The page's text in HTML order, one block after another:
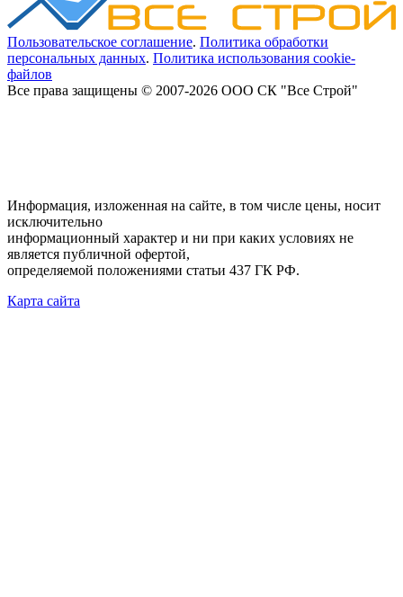
Пользовательское соглашение. Политика обработки
персональных данных. Политика использования cookie-
файлов
Все права защищены © 2007-2026 ООО СК "Все Строй"
Информация, изложенная на сайте, в том числе цены, носит
исключительно
информационный характер и ни при каких условиях не
является публичной офертой,
определяемой положениями статьи 437 ГК РФ.
Карта сайта